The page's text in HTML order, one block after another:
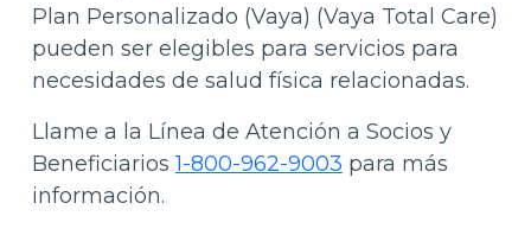
Plan Personalizado (Vaya) (Vaya Total Care)
pueden ser elegibles para servicios para
necesidades de salud física relacionadas.
Llame a la Línea de Atención a Socios y
Beneficiarios1-800-962-9003 para más
información.